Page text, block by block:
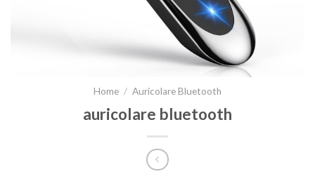
Home / Auricolare Bluetooth
auricolare bluetooth